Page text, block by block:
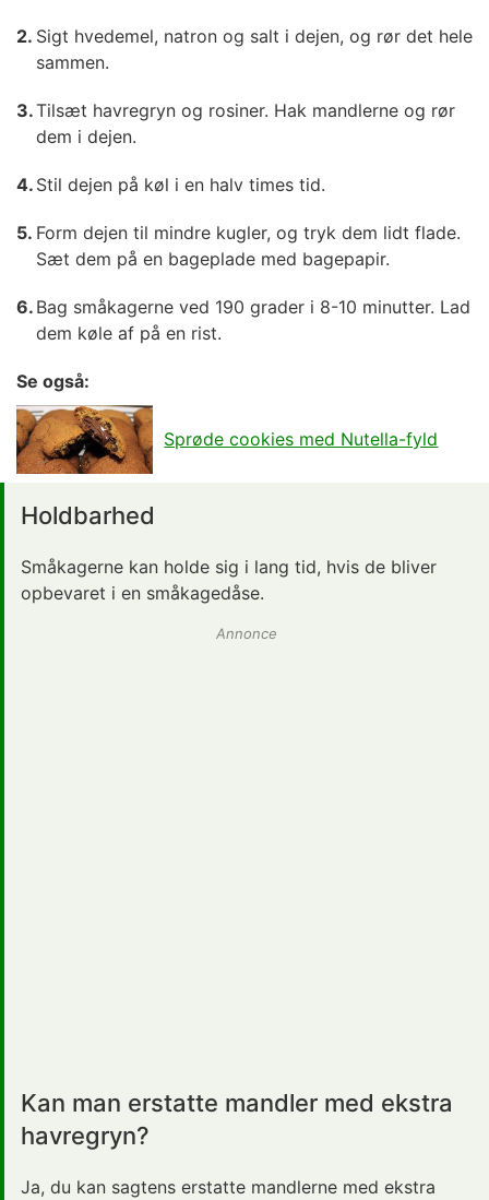
Sigt hvedemel, natron og salt i dejen, og rør det hele
sammen.
Tilsæt havregryn og rosiner. Hak mandlerne og rør
dem i dejen.
Stil dejen på køl i en halv times tid.
Form dejen til mindre kugler, og tryk dem lidt flade.
Sæt dem på en bageplade med bagepapir.
Bag småkagerne ved 190 grader i 8-10 minutter. Lad
dem køle af på en rist.
Se også:
Sprøde cookies med Nutella-fyld
Holdbarhed
Småkagerne kan holde sig i lang tid, hvis de bliver
opbevaret i en småkagedåse.
Annonce
Kan man erstatte mandler med ekstra
havregryn?
Ja, du kan sagtens erstatte mandlerne med ekstra